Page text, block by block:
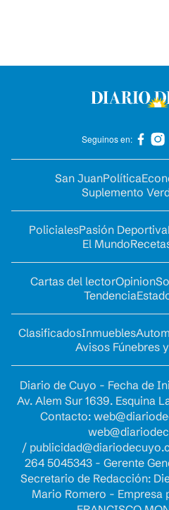
Seguinos en:
San JuanPolítica
Suplemento
PolicialesPasión Deportiva
El Mundo
Cartas del lectorOpinion
Tendencia
ClasificadosInmuebles
Avisos Fúnebres
Diario de Cuyo - Fecha de
Av. Alem Sur 1639. Esquina
Contacto:
/
264 5045343 - Gerente
Secretario de Redacción:
Mario Romero - Empresa